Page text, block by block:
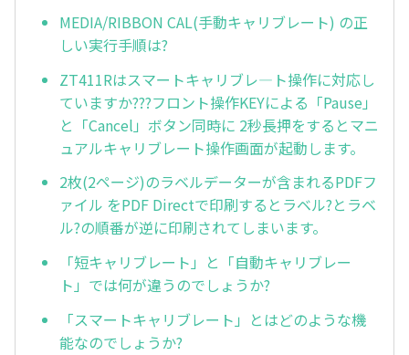
MEDIA/RIBBON CAL(手動キャリブレート) の正
しい実行手順は?
ZT411Rはスマートキャリブレ—ト操作に対応し
ていますか???フロント操作KEYによる「Pause」
と「Cancel」ボタン同時に 2秒長押をするとマニ
ュアルキャリブレート操作画面が起動します。
2枚(2ページ)のラベルデーターが含まれるPDFフ
ァイル をPDF Directで印刷するとラベル?とラベ
ル?の順番が逆に印刷されてしまいます。
「短キャリブレート」と「自動キャリブレー
ト」では何が違うのでしょうか?
「スマートキャリブレート」とはどのような機
能なのでしょうか?